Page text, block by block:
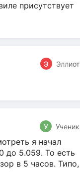
присутствует
Э Эллиот
У Ученик
я начал
до 5.059. То есть
в 5 часов. Типо,